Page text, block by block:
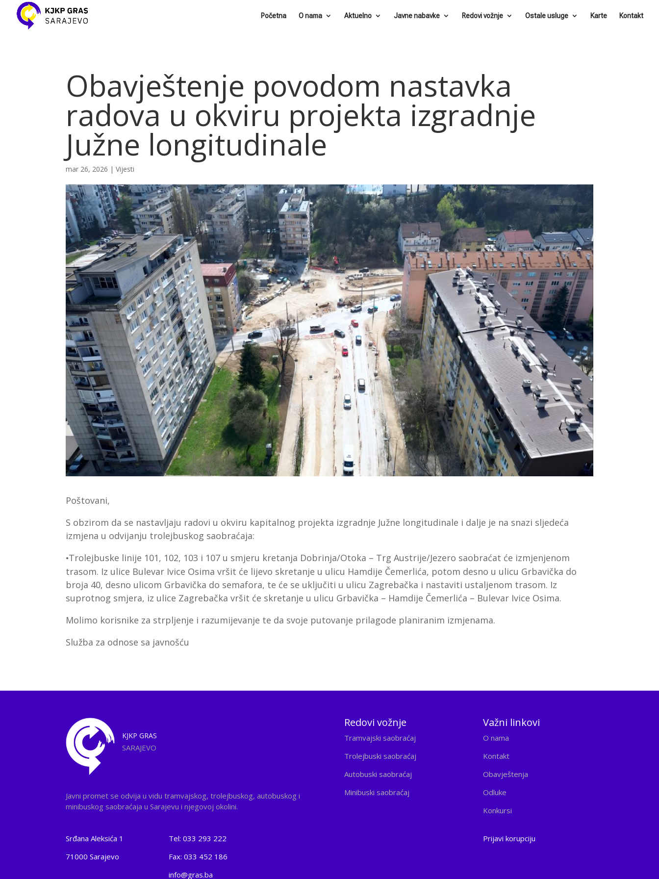
Početna O nama Aktuelno Javne nabavke Redovi vožnje Ostale usluge Karte Kontakt
Obavještenje povodom nastavka
radova u okviru projekta izgradnje
Južne longitudinale
mar 26, 2026 |Vijesti
Poštovani,
S obzirom da se nastavljaju radovi u okviru kapitalnog projekta izgradnje Južne longitudinale i dalje je na snazi sljedeća
izmjena u odvijanju trolejbuskog saobraćaja:
•Trolejbuske linije 101, 102, 103 i 107 u smjeru kretanja Dobrinja/Otoka – Trg Austrije/Jezero saobraćat će izmjenjenom
trasom. Iz ulice Bulevar Ivice Osimavršit će lijevo skretanje u ulicu Hamdije Čemerlića, potom desno u ulicu Grbavička do
broja 40, desno ulicom Grbavička do semafora, te će se uključiti u ulicu Zagrebačka i nastaviti ustaljenom trasom. Iz
suprotnog smjera, iz ulice Zagrebačka vršit će skretanje u ulicu Grbavička – Hamdije Čemerlića – Bulevar Ivice Osima.
Molimo korisnike za strpljenje i razumijevanje te da svoje putovanje prilagode planiranim izmjenama.
Služba za odnose sa javnošću
KJKP GRAS
SARAJEVO
Javni promet se odvija u vidu tramvajskog, trolejbuskog, autobuskog i
minibuskog saobraćaja u Sarajevu i njegovoj okolini.
Redovi vožnje
Tramvajski saobraćaj
Trolejbuski saobraćaj
Autobuski saobraćaj
Minibuski saobraćaj
Važni linkovi
O nama
Kontakt
Obavještenja
Odluke
Konkursi
Srđana Aleksića 1
71000 Sarajevo
Tel: 033 293 222
Fax: 033 452 186
info@gras.ba
Prijavi korupciju